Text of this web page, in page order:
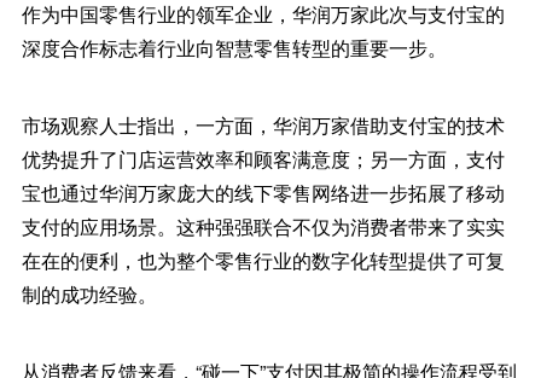
作为中国零售行业的领军企业，华润万家此次与支付宝的
深度合作标志着行业向智慧零售转型的重要一步。
市场观察人士指出，一方面，华润万家借助支付宝的技术
优势提升了门店运营效率和顾客满意度；另一方面，支付
宝也通过华润万家庞大的线下零售网络进一步拓展了移动
支付的应用场景。这种强强联合不仅为消费者带来了实实
在在的便利，也为整个零售行业的数字化转型提供了可复
制的成功经验。
从消费者反馈来看，“碰一下”支付因其极简的操作流程受到